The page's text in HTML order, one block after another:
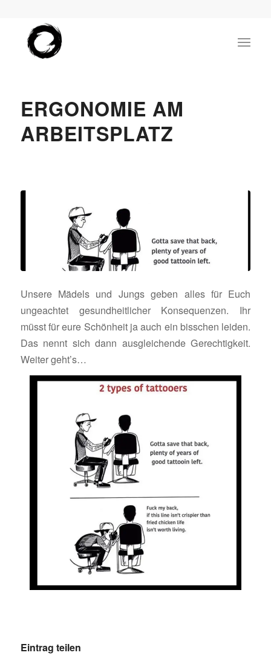
ERGONOMIE AM
ARBEITSPLATZ
Unsere Mädels und Jungs geben alles für Euch
ungeachtet gesundheitlicher Konsequenzen. Ihr
müsst für eure Schönheit ja auch ein bisschen leiden.
Das nennt sich dann ausgleichende Gerechtigkeit.
Weiter geht’s…
Eintrag teilen